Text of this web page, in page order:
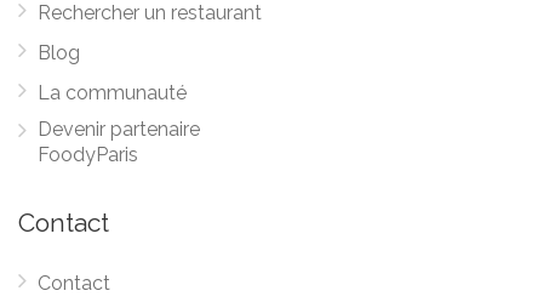
Rechercher un restaurant
Blog
La communauté
Devenir partenaire
FoodyParis
Contact
Contact